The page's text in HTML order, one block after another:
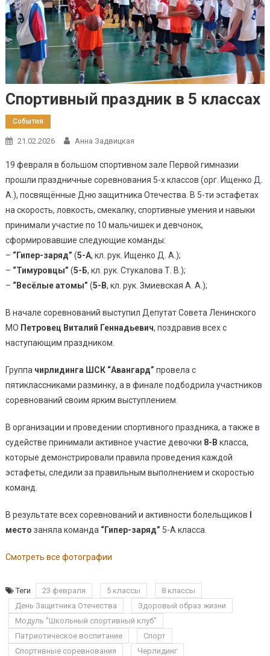
Спортивный праздник в 5 классах
События
21.02.2026 Анна Задвицкая
19 февраля в большом спортивном зале Первой гимназии
прошли праздничные соревнования 5-х классов (орг. Ищенко Д.
А.), посвящённые Дню защитника Отечества. В 5-ти эстафетах
на скорость, ловкость, смекалку, спортивные умения и навыки
принимали участие по 10 мальчишек и девчонок,
сформировавшие следующие команды:
– “Гипер-заряд” (5-А, кл. рук. Ищенко Д. А.);
– “Тимуровцы” (5-Б, кл. рук. Стукалова Т. В.);
– “Весёлые атомы” (5-В, кл. рук. Змиевская А. А.);
В начале соревнований выступил Депутат Совета Ленинского
МО Петровец Виталий Геннадьевич, поздравив всех с
наступающим праздником.
Группа чирлидинга ШСК “Авангард” провела с
пятиклассниками разминку, а в финале подбодрила участников
соревнований своим ярким выступлением.
В организации и проведении спортивного праздника, а также в
судействе принимали активное участие девочки 8-В класса,
которые демонстрировали правила проведения каждой
эстафеты, следили за правильным выполнением и скоростью
команд.
В результате всех соревнований и активности болельщиков I
место заняла команда “Гипер-заряд” 5-А класса.
Смотреть все фотографии
Теги 23 февраля 5 классы
8 классы
День Защитника Отечества
Здоровый образ жизни
Модуль "Школьный спортивный клуб"
Патриотическое воспитание
Спорт
Спортивные соревнования
Черлидинг